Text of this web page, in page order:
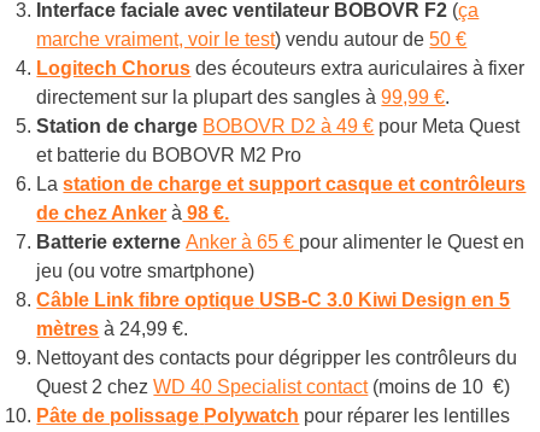
Interface faciale avec ventilateur BOBOVR F2 (ça
marche vraiment, voir le test) vendu autour de50 €
Logitech Chorus des écouteurs extra auriculaires à fixer
directement sur la plupart des sangles à99,99 €.
Station de charge BOBOVR D2 à 49 € pour Meta Quest
et batterie du BOBOVR M2 Pro
Lastation de charge et support casque et contrôleurs
de chez Anker à 98 €.
Batterie externe Anker à 65 € pour alimenter le Quest en
jeu (ou votre smartphone)
Câble Linkfibre optique USB-C 3.0 Kiwi Design en 5
mètres à 24,99 €.
Nettoyant des contacts pour dégripper les contrôleursdu
Quest 2 chezWD 40 Specialist contact(moins de 10 €)
Pâte de polissage Polywatch pour réparer les lentilles